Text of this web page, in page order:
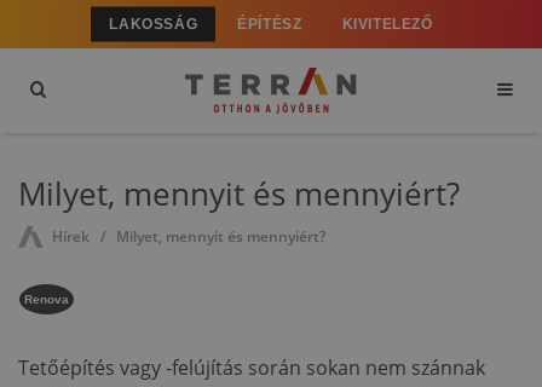
LAKOSSÁG ÉPÍTÉSZ KIVITELEZŐ
Milyet, mennyit és mennyiért?
Hírek Milyet, mennyit és mennyiért?
Renova
Tetőépítés vagy -felújítás során sokan nem szánnak